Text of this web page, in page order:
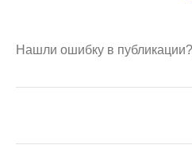
Нашли ошибку в публикации?